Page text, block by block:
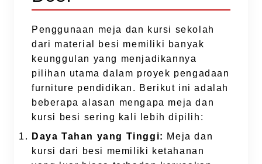
Penggunaan meja dan kursi sekolah
dari material besi memiliki banyak
keunggulan yang menjadikannya
pilihan utama dalam proyek pengadaan
furniture pendidikan. Berikut ini adalah
beberapa alasan mengapa meja dan
kursi besi sering kali lebih dipilih:
Daya Tahan yang Tinggi: Meja dan
kursi dari besi memiliki ketahanan